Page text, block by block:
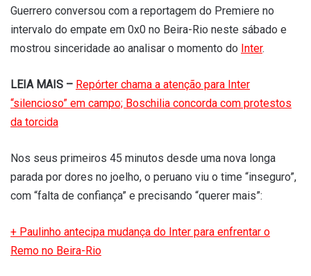
Guerrero conversou com a reportagem do Premiere no
intervalo do empate em 0x0 no Beira-Rio neste sábado e
mostrou sinceridade ao analisar o momento do Inter.
LEIA MAIS – Repórter chama a atenção para Inter
“silencioso” em campo; Boschilia concorda com protestos
da torcida
Nos seus primeiros 45 minutos desde uma nova longa
parada por dores no joelho, o peruano viu o time “inseguro”,
com “falta de confiança” e precisando “querer mais”:
+ Paulinho antecipa mudança do Inter para enfrentar o
Remo no Beira-Rio